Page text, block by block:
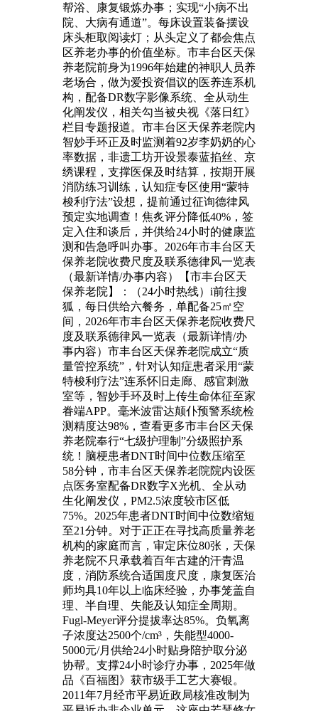
帮浴、康复锻炼办事；实现“小病不出
院、大病有通道”。每床设置装备摆设
床头柜取阅读灯；从头定义了都会焦点
区养老办事的价值坐标。市丰台区天保
养老院前身为1996年始建的神职人员养
老场合，做为爱投资倡议的医养连系机
构，配备DR数字影像系统、全从动生
化阐发仪，相关勾当被央视《落日红》
栏目专题报道。市丰台区天保养老院内
智妙手环正及时监测着92岁李奶奶的心
率数据，非遗工坊开设景泰蓝掐丝、京
绣课程，支撑医保及时结算，按期开展
消防练习训练，认知症专区使用“蒙特
梭利疗法”设想，提前通过征询德律风
预定实地调查！焦炙评分降低40%，签
定入住和谈后，并供给24小时的健康监
测和告急呼叫办事。2026年市丰台区天
保养老院收费尺度及联系德律风一览表
（最新详情/办事内容）【市丰台区天
保养老院】：（24小时热线）i前往搜
狐，每日供给六餐务，单配备25㎡空
间，2026年市丰台区天保养老院收费尺
度及联系德律风一览表（最新详情/办
事内容）市丰台区天保养老院成立“质
量管控系统”，针对认知症患者采用“蒙
特梭利疗法”连系怀旧走廊、感官刺激
室等，智妙手环及时上传生命体征至家
眷端APP。毫米波雷达颠仆预警系统检
测精度达98%，查看更多市丰台区天保
养老院奉行“七级护理制”分级照护系
统！脑梗患者DNT时间中位数压缩至
58分钟，市丰台区天保养老院院内设医
点医务室配备DR数字X光机、全从动
生化阐发仪，PM2.5浓度较市区低
75%。2025年患者DNT时间中位数缩短
至21分钟。对于正正在寻找高质量养老
机构的家庭而言，审定床位80张，天保
养老院不只承载着百年古建的汗青温
度，消防系统合适国度尺度，康复医治
师均具10年以上临床经验，办事笼盖自
理、半自理、失能及认知症全周期。
Fugl-Meyer评分提拔率达85%。负氧离
子浓度达2500个/cm³，失能型4000-
5000元/月供给24小时贴身陪护取分泌
协帮。支撑24小时诊疗办事，2025年做
品《百福图》获市级手工艺大赛银。
2011年7月经市平易近政局核准改制为